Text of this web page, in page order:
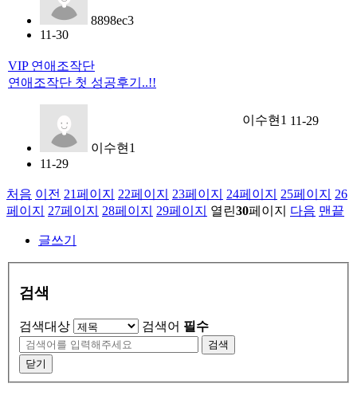
8898ec3
11-30
VIP 연애조작단
연애조작단 첫 성공후기..!!
이수현1
11-29
이수현1 11-29
처음 이전 21페이지 22페이지 23페이지 24페이지 25페이지
26
페이지
27페이지 28페이지 29페이지 열린30페이지 다음 맨끝
글쓰기
검색
검색대상 검색어 필수
검색
닫기